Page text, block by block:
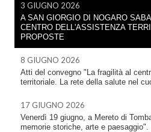
3 GIUGNO 2026
A SAN GIORGIO DI NOGARO
CENTRO DELL'ASSISTENZA
PROPOSTE
8 GIUGNO 2026
Atti del convegno "La fragilità al
territoriale. La rete della salute nel
17 GIUGNO 2026
Venerdì 19 giugno, a Mereto di
memorie storiche, arte e